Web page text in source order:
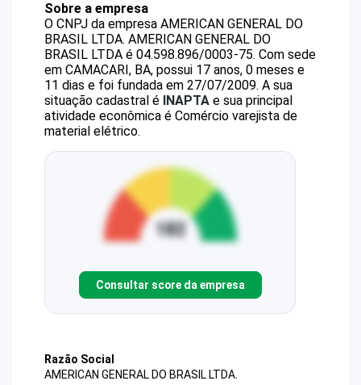
Sobre a empresa
O CNPJ da empresa AMERICAN GENERAL DO
BRASIL LTDA. AMERICAN GENERAL DO
BRASIL LTDA é 04.598.896/0003-75. Com sede
em CAMACARI, BA, possui 17 anos, 0 meses e
11 dias e foi fundada em 27/07/2009. A sua
situação cadastral é INAPTA e sua principal
atividade econômica é Comércio varejista de
material elétrico.
Consultar score da empresa
Razão Social
AMERICAN GENERAL DO BRASIL LTDA.